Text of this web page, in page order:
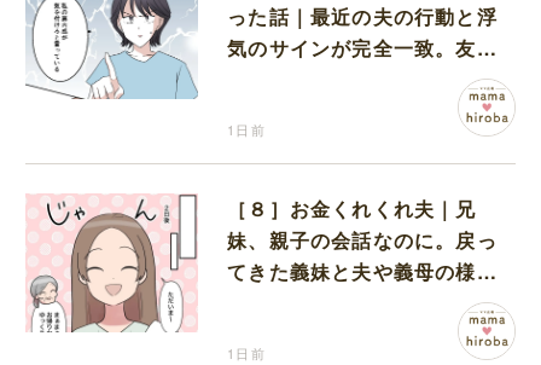
った話｜最近の夫の行動と浮
気のサインが完全一致。友人
1日前
［８］お金くれくれ夫｜兄
妹、親子の会話なのに。戻っ
てきた義妹と夫や義母の様子
1日前